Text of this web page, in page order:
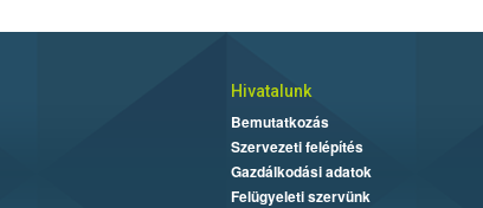
Hivatalunk
Bemutatkozás
Szervezeti felépítés
Gazdálkodási adatok
Felügyeleti szervünk